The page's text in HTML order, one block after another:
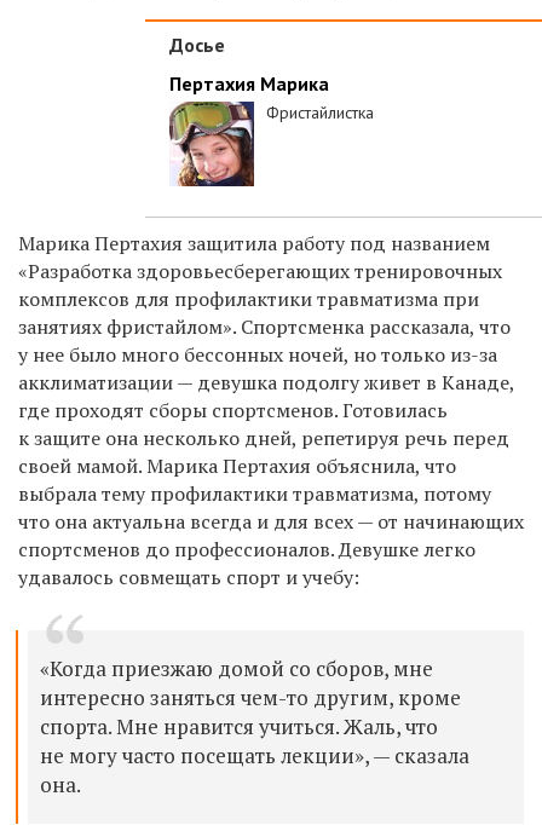
Досье
Пертахия Марика
Фристайлистка
Марика Пертахия защитила работу под названием
«Разработка здоровьесберегающих тренировочных
комплексов для профилактики травматизма при
занятиях фристайлом». Спортсменка рассказала, что
у нее было много бессонных ночей, но только из-за
акклиматизации — девушка подолгу живет в Канаде,
где проходят сборы спортсменов. Готовилась
к защите она несколько дней, репетируя речь перед
своей мамой. Марика Пертахия объяснила, что
выбрала тему профилактики травматизма, потому
что она актуальна всегда и для всех — от начинающих
спортсменов до профессионалов. Девушке легко
удавалось совмещать спорт и учебу:
«Когда приезжаю домой со сборов, мне
интересно заняться чем-то другим, кроме
спорта. Мне нравится учиться. Жаль, что
не могу часто посещать лекции», — сказала
она.